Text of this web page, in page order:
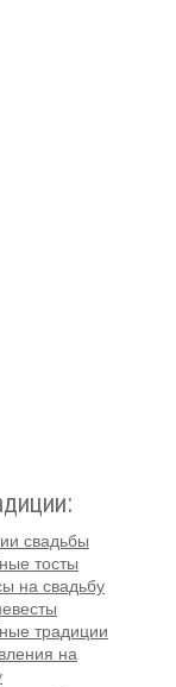
свадьбы
тосты
на свадьбу
традиции
на